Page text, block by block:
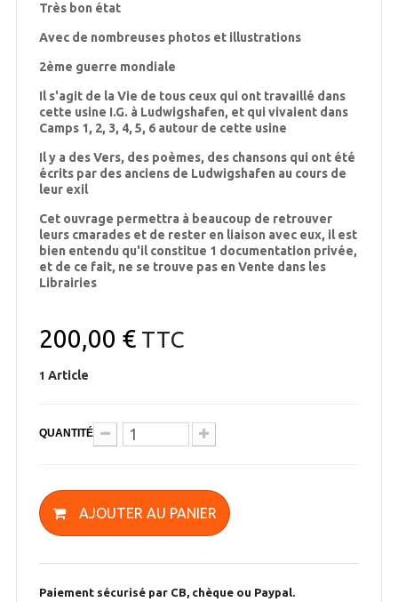
Très bon état
Avec de nombreuses photos et illustrations
2ème guerre mondiale
Il s'agit de la Vie de tous ceux qui ont travaillé dans
cette usine I.G. à Ludwigshafen, et qui vivaient dans
Camps 1, 2, 3, 4, 5, 6 autour de cette usine
Il y a des Vers, des poèmes, des chansons qui ont été
écrits par des anciens de Ludwigshafen au cours de
leur exil
Cet ouvrage permettra à beaucoup de retrouver
leurs cmarades et de rester en liaison avec eux, il est
bien entendu qu'il constitue 1 documentation privée,
et de ce fait, ne se trouve pas en Vente dans les
Librairies
200,00 €TTC
1 Article
QUANTITÉ
AJOUTER AU PANIER
Paiement sécurisé par CB, chèque ou Paypal.